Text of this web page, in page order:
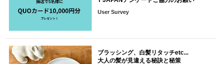
User Survey
ブラッシング、白髪リタッチetc...
大人の髪が見違える秘訣と秘策